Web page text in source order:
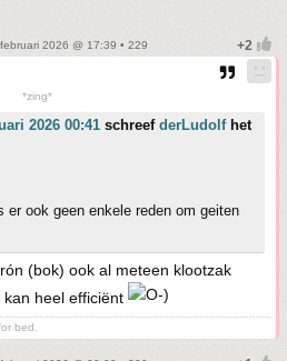
2026 @ 17:39 • 229
*zing*
2026 00:41 schreef derLudolfhet
er ook geen enkele reden om geiten
(bok) ook al meteen klootzak
heel efficiënt
bed.